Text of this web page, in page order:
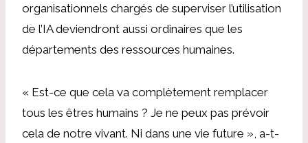
organisationnels chargés de superviser l’utilisation
de l’IA deviendront aussi ordinaires que les
départements des ressources humaines.
« Est-ce que cela va complètement remplacer
tous les êtres humains ? Je ne peux pas prévoir
cela de notre vivant. Ni dans une vie future », a-t-